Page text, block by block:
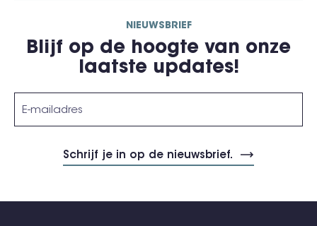
NIEUWSBRIEF
Blijf op de hoogte van onze
laatste updates!